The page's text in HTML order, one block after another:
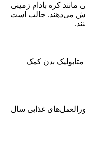
رژیم غذایی ۲۰۲۰ تا ۲۰۲۵ آمریکا نشان می‌دهد که محصولاتی مانند کره بادام زمینی
می‌دهند. جالب است
متابولیک بدن کمک
غذایی سال